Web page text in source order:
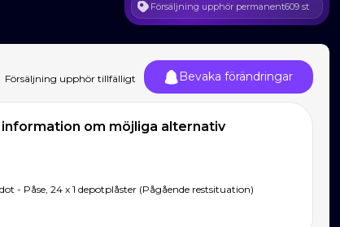
Försäljning upphör permanent609 st
Försäljning upphör tillfälligt Bevaka förändringar
om möjliga alternativ
- Påse, 24 x 1 depotplåster (Pågående restsituation)